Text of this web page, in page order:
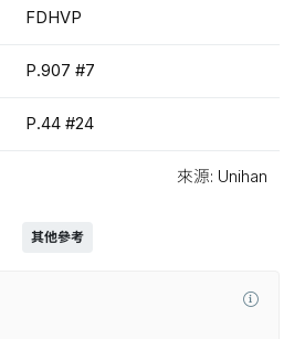
FDHVP
P.907 #7
P.44 #24
來源: Unihan
其他參考